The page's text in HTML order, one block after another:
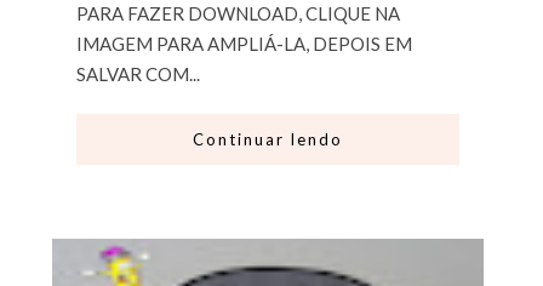
PARA FAZER DOWNLOAD, CLIQUE NA
IMAGEM PARA AMPLIÁ-LA, DEPOIS EM
SALVAR COM...
Continuar lendo